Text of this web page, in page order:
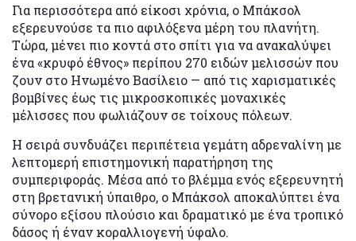
Για περισσότερα από είκοσι χρόνια, ο Μπάκσολ
εξερευνούσε τα πιο αφιλόξενα μέρη του πλανήτη.
Τώρα, μένει πιο κοντά στο σπίτι για να ανακαλύψει
ένα «κρυφό έθνος» περίπου 270 ειδών μελισσών που
ζουν στο Ηνωμένο Βασίλειο — από τις χαρισματικές
βομβίνες έως τις μικροσκοπικές μοναχικές
μέλισσες που φωλιάζουν σε τοίχους πόλεων.
Η σειρά συνδυάζει περιπέτεια γεμάτη αδρεναλίνη με
λεπτομερή επιστημονική παρατήρηση της
συμπεριφοράς. Μέσα από το βλέμμα ενός εξερευνητή
στη βρετανική ύπαιθρο, ο Μπάκσολ αποκαλύπτει ένα
σύνορο εξίσου πλούσιο και δραματικό με ένα τροπικό
δάσος ή έναν κοραλλιογενή ύφαλο.